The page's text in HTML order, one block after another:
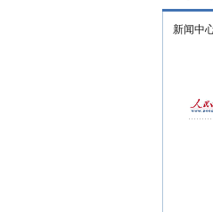
新闻中